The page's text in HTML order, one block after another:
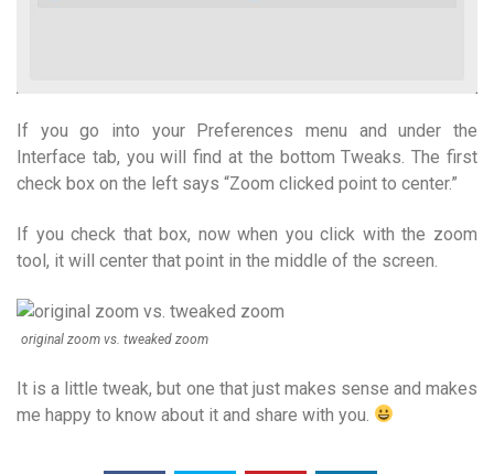
If you go into your Preferences menu and under the
Interface tab, you will find at the bottom Tweaks. The first
check box on the left says “Zoom clicked point to center.”
If you check that box, now when you click with the zoom
tool, it will center that point in the middle of the screen.
original zoom vs. tweaked zoom
It is a little tweak, but one that just makes sense and makes
me happy to know about it and share with you.